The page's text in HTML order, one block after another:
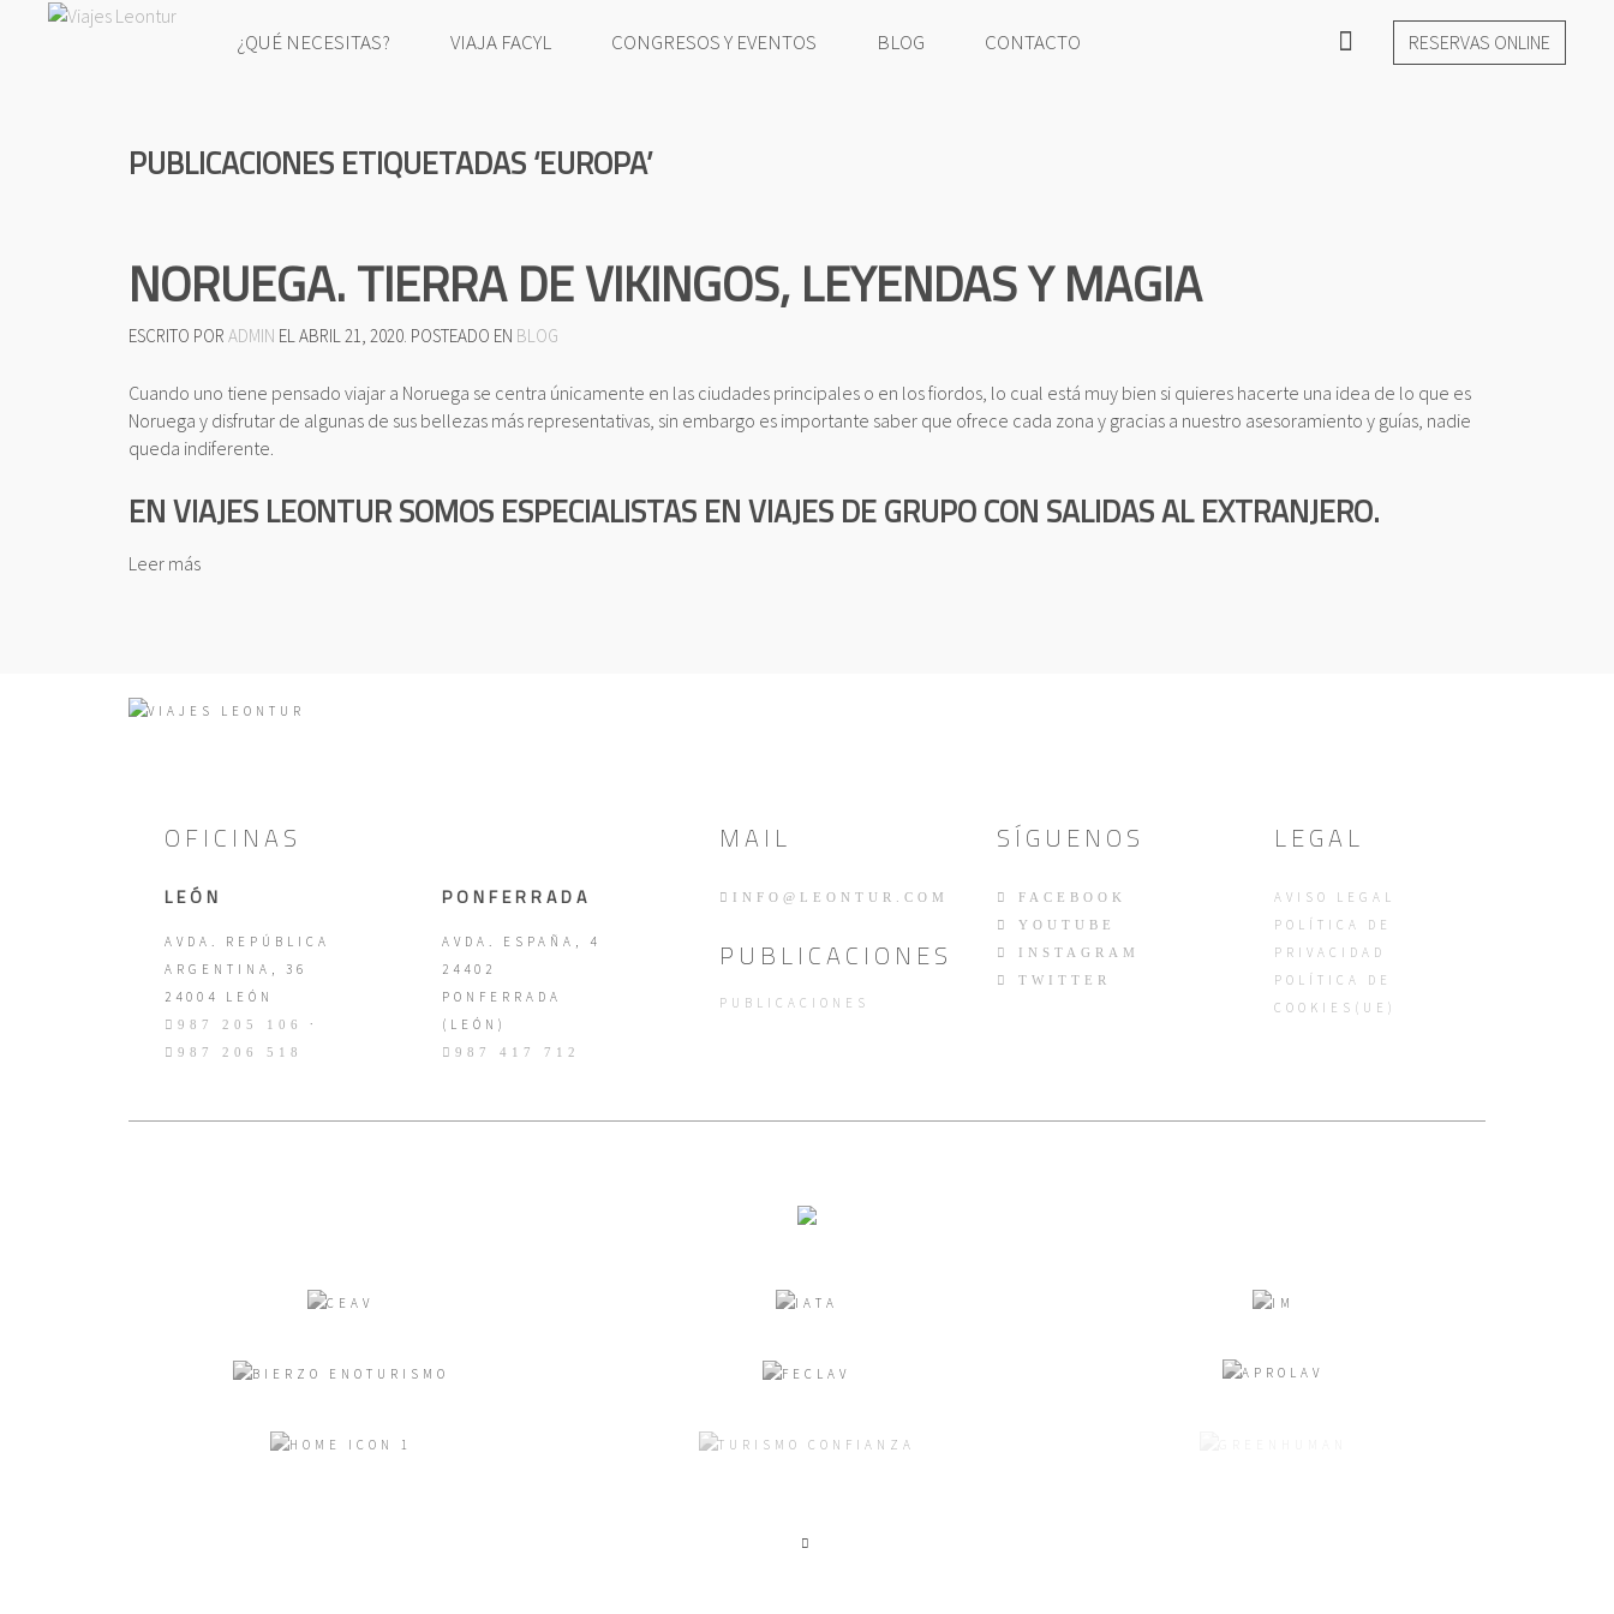
¿QUÉ NECESITAS? VIAJA FACYL CONGRESOS Y EVENTOS BLOG CONTACTO RESERVAS ONLINE
PUBLICACIONES ETIQUETADAS ‘EUROPA’
NORUEGA. TIERRA DE VIKINGOS, LEYENDAS Y MAGIA
ESCRITO POR ADMIN ELABRIL 21, 2020. POSTEADO EN BLOG
Cuando uno tiene pensado viajar a Noruega se centra únicamente en las ciudades principales o en los fiordos, lo cual está muy bien si quieres hacerte una idea de lo que es
Noruega y disfrutar de algunas de sus bellezas más representativas, sin embargo es importante saber que ofrece cada zona y gracias a nuestro asesoramiento y guías, nadie
queda indiferente.
EN VIAJES LEONTUR SOMOS ESPECIALISTAS EN VIAJES DE GRUPO CON SALIDAS AL EXTRANJERO.
Leer más
OFICINAS
LEÓN
AVDA. REPÚBLICA
ARGENTINA, 36
24004 LEÓN
987 205 106 ·
987 206 518
PONFERRADA
AVDA. ESPAÑA, 4
24402
PONFERRADA
(LEÓN)
987 417 712
MAIL
INFO@LEONTUR.COM
PUBLICACIONES
PUBLICACIONES
SÍGUENOS
FACEBOOK
YOUTUBE
INSTAGRAM
TWITTER
LEGAL
AVISO LEGAL
POLÍTICA DE
PRIVACIDAD
POLÍTICA DE
COOKIES(UE)